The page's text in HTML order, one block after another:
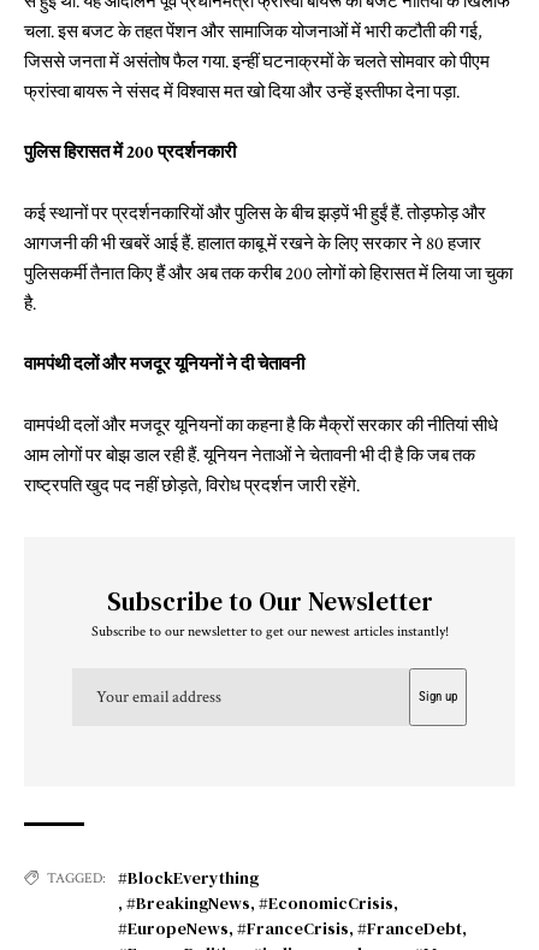
चला. इस बजट के तहत पेंशन और सामाजिक योजनाओं में भारी कटौती की गई,
जिससे जनता में असंतोष फैल गया. इन्हीं घटनाक्रमों के चलते सोमवार को पीएम
फ्रांस्वा बायरू ने संसद में विश्वास मत खो दिया और उन्हें इस्तीफा देना पड़ा.
पुलिस हिरासत में 200 प्रदर्शनकारी
कई स्थानों पर प्रदर्शनकारियों और पुलिस के बीच झड़पें भी हुईं हैं. तोड़फोड़ और
आगजनी की भी खबरें आई हैं. हालात काबू में रखने के लिए सरकार ने 80 हजार
पुलिसकर्मी तैनात किए हैं और अब तक करीब 200 लोगों को हिरासत में लिया जा चुका
है.
वामपंथी दलों और मजदूर यूनियनों ने दी चेतावनी
वामपंथी दलों और मजदूर यूनियनों का कहना है कि मैक्रों सरकार की नीतियां सीधे
आम लोगों पर बोझ डाल रही हैं. यूनियन नेताओं ने चेतावनी भी दी है कि जब तक
राष्ट्रपति खुद पद नहीं छोड़ते, विरोध प्रदर्शन जारी रहेंगे.
Subscribe to Our Newsletter
Subscribe to our newsletter to get our newest articles instantly!
TAGGED:
#BlockEverything
, #BreakingNews, #EconomicCrisis,
#EuropeNews, #FranceCrisis, #FranceDebt,